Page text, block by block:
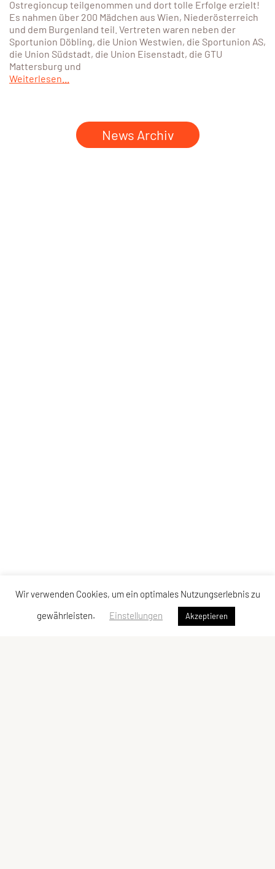
Ostregioncup teilgenommen und dort tolle Erfolge erzielt!
Es nahmen über 200 Mädchen aus Wien, Niederösterreich
und dem Burgenland teil. Vertreten waren neben der
Sportunion Döbling, die Union Westwien, die Sportunion AS,
die Union Südstadt, die Union Eisenstadt, die GTU
Mattersburg und
Weiterlesen...
News Archiv
Wir verwenden Cookies, um ein optimales Nutzungserlebnis zu
gewährleisten.
Einstellungen Akzeptieren